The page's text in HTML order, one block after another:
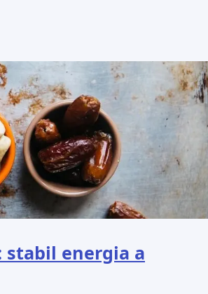
stabil energia a